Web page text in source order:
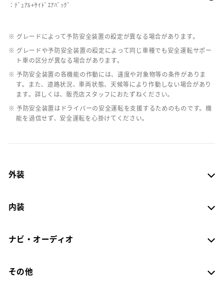
：ﾃﾞｭｱﾙ+ｻｲﾄﾞｴｱﾊﾞｯｸﾞ
※ グレードによって予防安全装置の設定が異なる場合があります。
※ グレードや予防安全装置の設定によって同じ車種でも安全運転サポー
ト車の区分が異なる場合があります。
※ 予防安全装置の各機能の作動には、速度や対象物等の条件がありま
す。また、道路状況、車両状態、天候等により作動しない場合があり
ます。詳しくは、販売店スタッフにおたずねください。
※ 予防安全装置はドライバーの安全運転を支援するためのものです。機
能を過信せず、安全運転を心掛けてください。
外装
内装
ナビ・オーディオ
その他